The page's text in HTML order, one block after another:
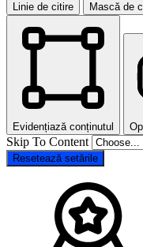
Linie de citire Mască de
Evidențiază conținutul
Skip To Content
Resetează setările